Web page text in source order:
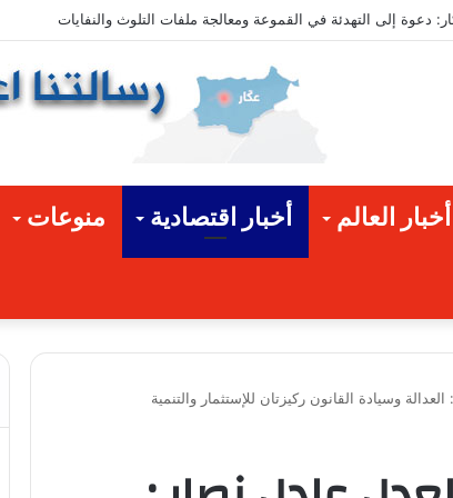
أخبار العالم أخبار اقتصادية منوعات
وسيادة القانون ركيزتان للإستثمار والتنمية